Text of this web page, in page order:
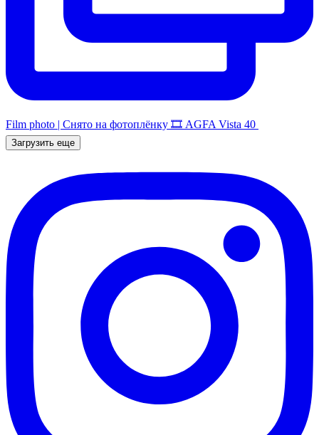
Film photo | Снято на фотоплёнку 🎞️ AGFA Vista 40
Загрузить еще